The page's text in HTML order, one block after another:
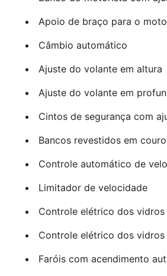
Apoio de braço para o
Câmbio automático
Ajuste do volante em altura
Ajuste do volante em
Cintos de segurança com
Bancos revestidos em
Controle automático de
Limitador de velocidade
Controle elétrico dos
Controle elétrico dos vidros
Faróis com acendimento